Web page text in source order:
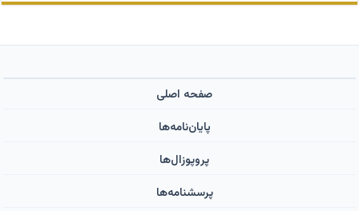
صفحه اصلی
پایان‌نامه‌ها
پروپوزال‌ها
پرسشنامه‌ها